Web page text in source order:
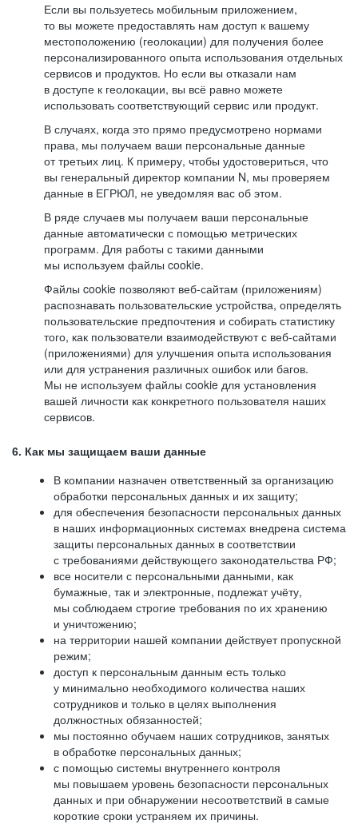
Если вы пользуетесь мобильным приложением,
то вы можете предоставлять нам доступ к вашему
местоположению (геолокации) для получения более
персонализированного опыта использования отдельных
сервисов и продуктов. Но если вы отказали нам
в доступе к геолокации, вы всё равно можете
использовать соответствующий сервис или продукт.
В случаях, когда это прямо предусмотрено нормами
права, мы получаем ваши персональные данные
от третьих лиц. К примеру, чтобы удостовериться, что
вы генеральный директор компании N, мы проверяем
данные в ЕГРЮЛ, не уведомляя вас об этом.
В ряде случаев мы получаем ваши персональные
данные автоматически с помощью метрических
программ. Для работы с такими данными
мы используем файлы cookie.
Файлы cookie позволяют веб-сайтам (приложениям)
распознавать пользовательские устройства, определять
пользовательские предпочтения и собирать статистику
того, как пользователи взаимодействуют с веб-сайтами
(приложениями) для улучшения опыта использования
или для устранения различных ошибок или багов.
Мы не используем файлы cookie для установления
вашей личности как конкретного пользователя наших
сервисов.
6. Как мы защищаем ваши данные
В компании назначен ответственный за организацию
обработки персональных данных и их защиту;
для обеспечения безопасности персональных данных
в наших информационных системах внедрена система
защиты персональных данных в соответствии
с требованиями действующего законодательства РФ;
все носители с персональными данными, как
бумажные, так и электронные, подлежат учёту,
мы соблюдаем строгие требования по их хранению
и уничтожению;
на территории нашей компании действует пропускной
режим;
доступ к персональным данным есть только
у минимально необходимого количества наших
сотрудников и только в целях выполнения
должностных обязанностей;
мы постоянно обучаем наших сотрудников, занятых
в обработке персональных данных;
с помощью системы внутреннего контроля
мы повышаем уровень безопасности персональных
данных и при обнаружении несоответствий в самые
короткие сроки устраняем их причины.